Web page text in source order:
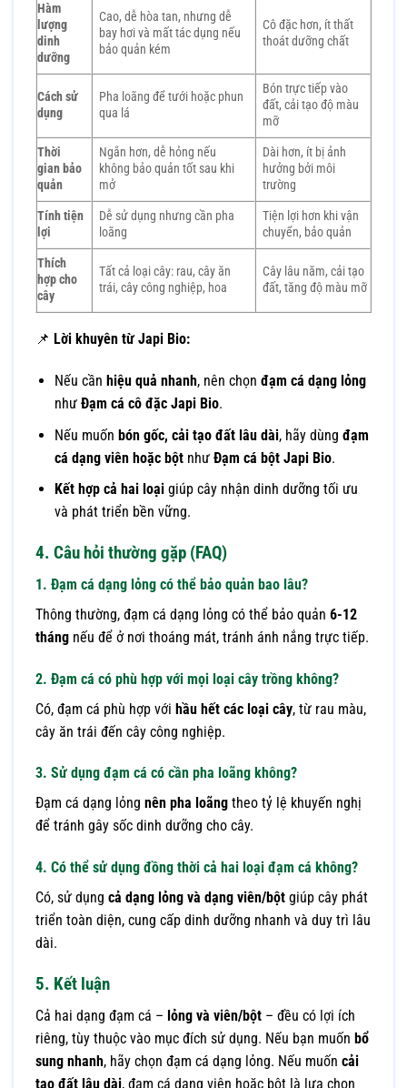
Hàm
lượng
dinh
dưỡng
Cao, dễ hòa tan, nhưng dễ
bay hơi và mất tác dụng nếu
bảo quản kém
Cô đặc hơn, ít thất
thoát dưỡng chất
Cách sử
dụng
Pha loãng để tưới hoặc phun
qua lá
Bón trực tiếp vào
đất, cải tạo độ màu
mỡ
Thời
gian bảo
quản
Ngắn hơn, dễ hỏng nếu
không bảo quản tốt sau khi
mở
Dài hơn, ít bị ảnh
hưởng bởi môi
trường
Tính tiện
lợi
Dễ sử dụng nhưng cần pha
loãng
Tiện lợi hơn khi vận
chuyển, bảo quản
Thích
hợp cho
cây
Tất cả loại cây: rau, cây ăn
trái, cây công nghiệp, hoa
Cây lâu năm, cải tạo
đất, tăng độ màu mỡ
📌 Lời khuyên từ Japi Bio:
Nếu cần hiệu quả nhanh, nên chọn đạm cá dạng lỏng
như Đạm cá cô đặc Japi Bio.
Nếu muốn bón gốc, cải tạo đất lâu dài, hãy dùng đạm
cá dạng viên hoặc bộtnhư Đạm cá bột Japi Bio.
Kết hợp cả hai loạigiúp cây nhận dinh dưỡng tối ưu
và phát triển bền vững.
4. Câu hỏi thường gặp (FAQ)
1. Đạm cá dạng lỏng có thể bảo quản bao lâu?
Thông thường, đạm cá dạng lỏng có thể bảo quản 6-12
tháng nếu để ở nơi thoáng mát, tránh ánh nắng trực tiếp.
2. Đạm cá có phù hợp với mọi loại cây trồng không?
Có, đạm cá phù hợp với hầu hết các loại cây, từ rau màu,
cây ăn trái đến cây công nghiệp.
3. Sử dụng đạm cá có cần pha loãng không?
Đạm cá dạng lỏng nên pha loãng theo tỷ lệ khuyến nghị
để tránh gây sốc dinh dưỡng cho cây.
4. Có thể sử dụng đồng thời cả hai loại đạm cá không?
Có, sử dụng cả dạng lỏng và dạng viên/bột giúp cây phát
triển toàn diện, cung cấp dinh dưỡng nhanh và duy trì lâu
dài.
5. Kết luận
Cả hai dạng đạm cá – lỏng và viên/bột – đều có lợi ích
riêng, tùy thuộc vào mục đích sử dụng. Nếu bạn muốn bổ
sung nhanh, hãy chọn đạm cá dạng lỏng. Nếu muốn cải
tạo đất lâu dài, đạm cá dạng viên hoặc bột là lựa chọn